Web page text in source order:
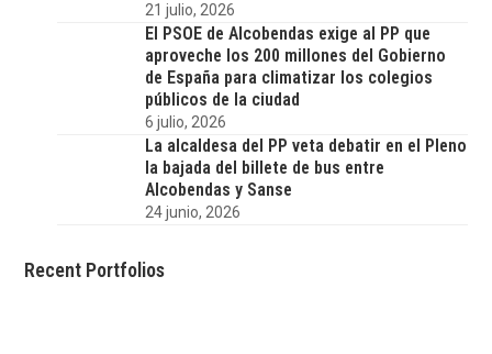
21 julio, 2026
El PSOE de Alcobendas exige al PP que
aproveche los 200 millones del Gobierno
de España para climatizar los colegios
públicos de la ciudad
6 julio, 2026
La alcaldesa del PP veta debatir en el Pleno
la bajada del billete de bus entre
Alcobendas y Sanse
24 junio, 2026
Recent Portfolios